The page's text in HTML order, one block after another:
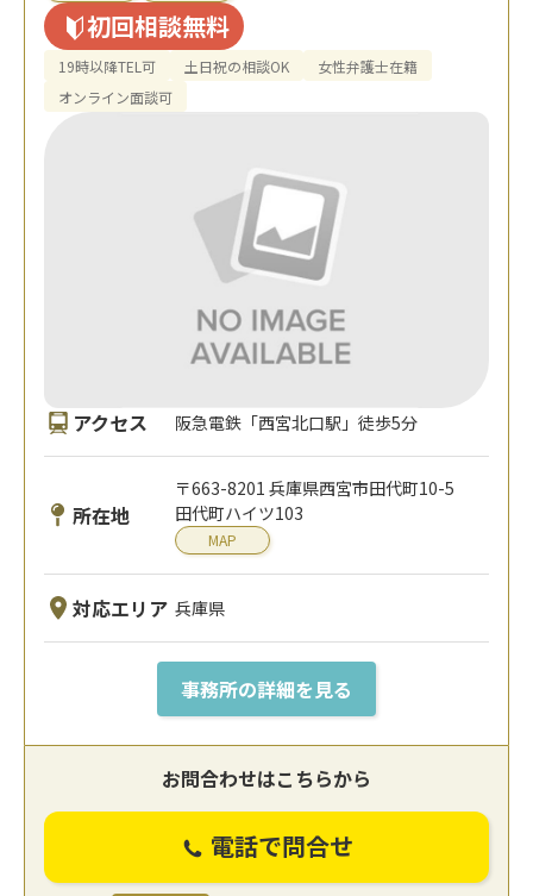
初回相談無料
19時以降TEL可 土日祝の相談OK
女性弁護士在籍
オンライン面談可
アクセス 阪急電鉄「西宮北口駅」徒歩5分
所在地
〒663-8201 兵庫県西宮市田代町10-5
田代町ハイツ103
MAP
対応エリア 兵庫県
事務所の詳細を見る
お問合わせはこちらから
電話で問合せ